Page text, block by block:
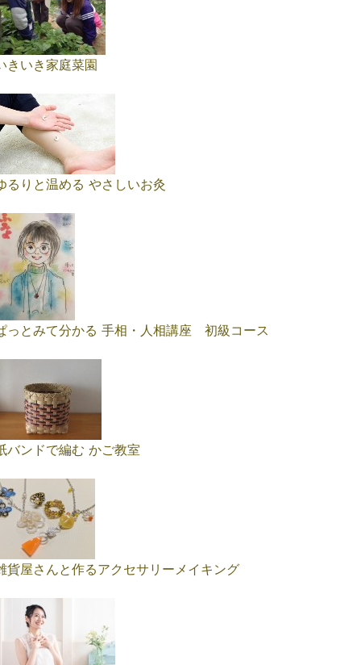
きいき家庭菜園
るりと温める やさしいお灸
っとみて分かる 手相・人相講座 初級コース
バンドで編む かご教室
貨屋さんと作るアクセサリーメイキング